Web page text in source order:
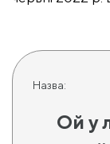
Назва:
Ой у